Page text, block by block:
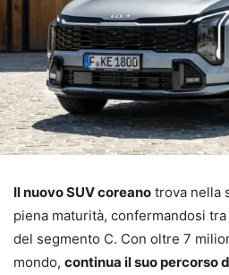
Il nuovo SUV coreano trova nella
piena maturità, confermandosi
del segmento C. Con oltre 7
mondo, continua il suo percorso